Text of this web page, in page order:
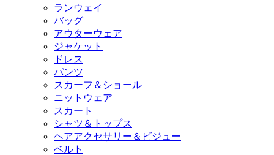
ランウェイ
バッグ
アウターウェア
ジャケット
ドレス
パンツ
スカーフ＆ショール
ニットウェア
スカート
シャツ＆トップス
ヘアアクセサリー＆ビジュー
ベルト